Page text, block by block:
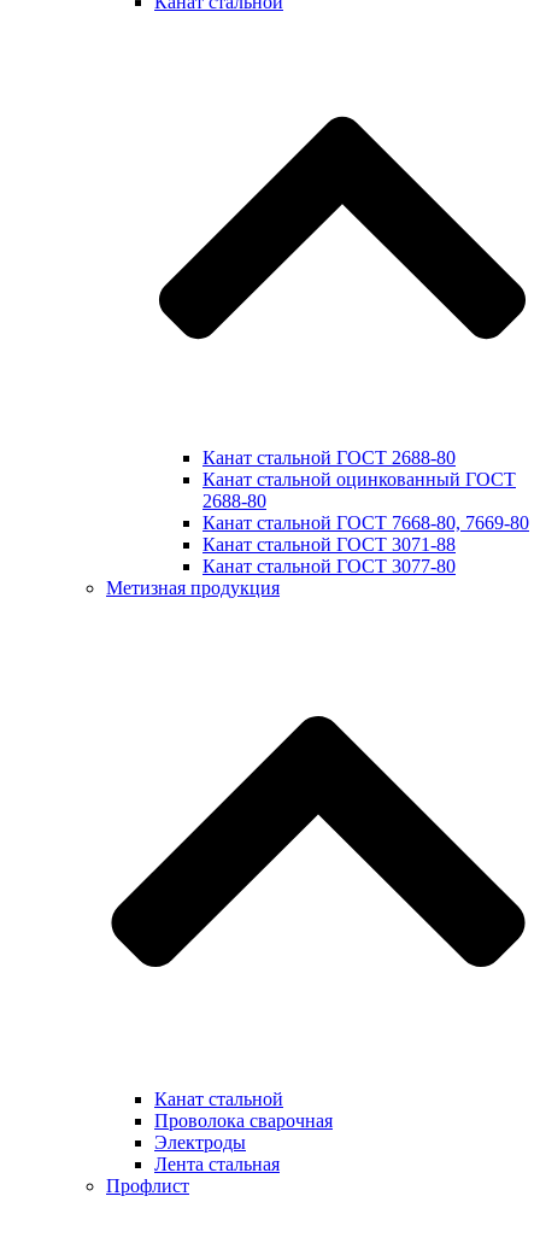
Канат стальной ГОСТ 2688-80
Канат стальной оцинкованный ГОСТ
2688-80
Канат стальной ГОСТ 7668-80, 7669-80
Канат стальной ГОСТ 3071-88
Канат стальной ГОСТ 3077-80
Метизная продукция
Канат стальной
Проволока сварочная
Электроды
Лента стальная
Профлист